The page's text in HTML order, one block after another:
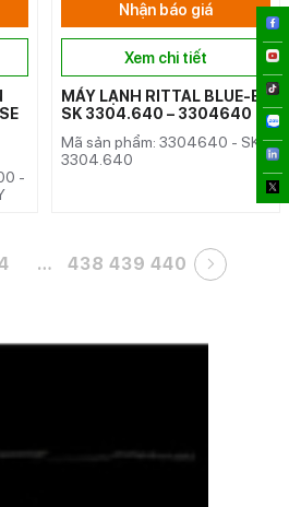
-
Nhận báo giá
Xem chi tiết
MÁY LẠNH RITTAL BLUE-E
SK 3304.640 – 3304640
Mã sản phẩm: 3304640 - SK
3304.640
… 438 439 440